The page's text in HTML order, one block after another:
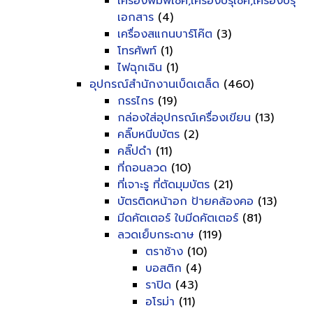
เอกสาร (4)
เครื่องสแกนบาร์โค๊ต (3)
โทรศัพท์ (1)
ไฟฉุกเฉิน (1)
อุปกรณ์สำนักงานเบ็ดเตล็ด (460)
กรรไกร (19)
กล่องใส่อุปกรณ์เครื่องเขียน (13)
คลิ๊บหนีบบัตร (2)
คลิ๊ปดำ (11)
ที่ถอนลวด (10)
ที่เจาะรู ที่ตัดมุมบัตร (21)
บัตรติดหน้าอก ป้ายคล้องคอ (13)
มีดคัตเตอร์ ใบมีดคัตเตอร์ (81)
ลวดเย็บกระดาษ (119)
ตราช้าง (10)
บอสติก (4)
ราปิด (43)
อโรม่า (11)